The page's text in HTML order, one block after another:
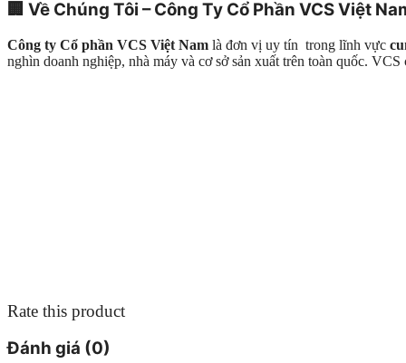
🏢 Về Chúng Tôi – Công Ty Cổ Phần VCS Việt
Công ty Cổ phần VCS Việt Nam là đơn vị uy tín trong lĩnh vực
nghìn doanh nghiệp, nhà máy và cơ sở sản xuất trên toàn quốc.
Rate this product
Đánh giá (0)